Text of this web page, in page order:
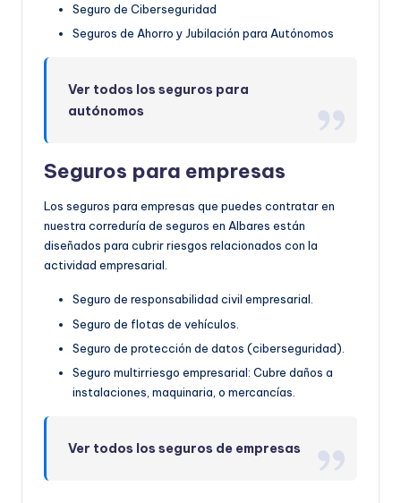
Seguro de Ciberseguridad
Seguros de Ahorro y Jubilación para Autónomos
Ver todos los seguros para
autónomos
Seguros para empresas
Los seguros para empresas que puedes contratar en
nuestra correduría de seguros en Albares están
diseñados para cubrir riesgos relacionados con la
actividad empresarial.
Seguro de responsabilidad civil empresarial.
Seguro de flotas de vehículos.
Seguro de protección de datos (ciberseguridad).
Seguro multirriesgo empresarial: Cubre daños a
instalaciones, maquinaria, o mercancías.
Ver todos los seguros de empresas